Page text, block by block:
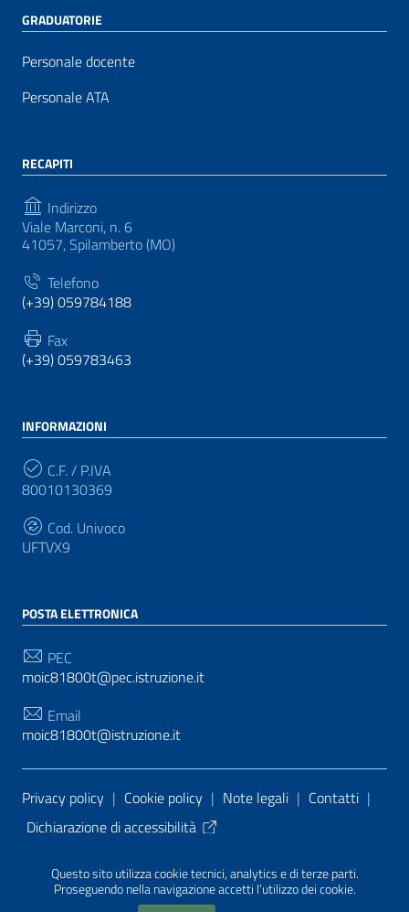
Questo sito utilizza cookie tecnici, analytics e di terze parti.
Proseguendo nella navigazione accetti l’utilizzo dei cookie.
GRADUATORIE
Personale docente
Personale ATA
RECAPITI
Indirizzo
Viale Marconi, n. 6
41057, Spilamberto (MO)
Telefono
(+39) 059784188
Fax
(+39) 059783463
INFORMAZIONI
C.F. / P.IVA
80010130369
Cod. Univoco
UFTVX9
POSTA ELETTRONICA
PEC
moic81800t@pec.istruzione.it
Email
moic81800t@istruzione.it
Sezione Link Utili
Privacy policy | Cookie policy | Note legali | Contatti |
Dichiarazione di accessibilità
PA di AgID
| Realizzato con WordPress
da